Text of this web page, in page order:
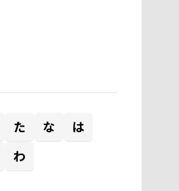
た な
は
わ